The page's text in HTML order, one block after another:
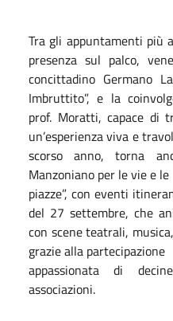
Tra gli appuntamenti più
presenza sul palco,
concittadino Germano
Imbruttito”, e la
prof. Moratti, capace di
un’esperienza viva e
scorso anno, torna
Manzoniano per le vie e le
piazze”, con eventi
del 27 settembre, che
con scene teatrali,
grazie alla partecipazione
appassionata di
associazioni.